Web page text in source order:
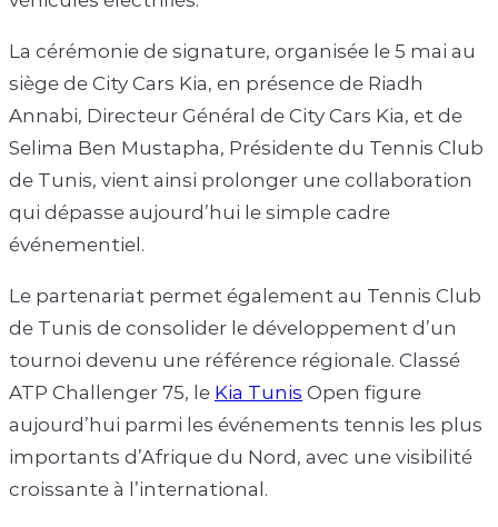
La cérémonie de signature, organisée le 5 mai au
siège de City Cars Kia, en présence de Riadh
Annabi, Directeur Général de City Cars Kia, et de
Selima Ben Mustapha, Présidente du Tennis Club
de Tunis, vient ainsi prolonger une collaboration
qui dépasse aujourd’hui le simple cadre
événementiel.
Le partenariat permet également au Tennis Club
de Tunis de consolider le développement d’un
tournoi devenu une référence régionale. Classé
ATP Challenger 75, le Kia Tunis Open figure
aujourd’hui parmi les événements tennis les plus
importants d’Afrique du Nord, avec une visibilité
croissante à l’international.